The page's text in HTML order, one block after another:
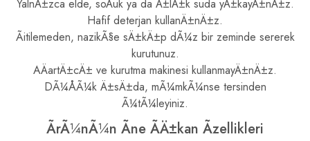
YalnÄ±zca elde, soÄuk ya da Ä±lÄ±k suda yÄ±kayÄ±nÄ±z.
Hafif deterjan kullanÄ±nÄ±z.
Ãitilemeden, nazikÃ§e sÄ±kÄ±p dÃ¼z bir zeminde sererek
kurutunuz.
AÄartÄ±cÄ± ve kurutma makinesi kullanmayÄ±nÄ±z.
DÃ¼ÅÃ¼k Ä±sÄ±da, mÃ¼mkÃ¼nse tersinden
Ã¼tÃ¼leyiniz.
ÃrÃ¼nÃ¼n Ãne ÃÄ±kan Ãzellikleri